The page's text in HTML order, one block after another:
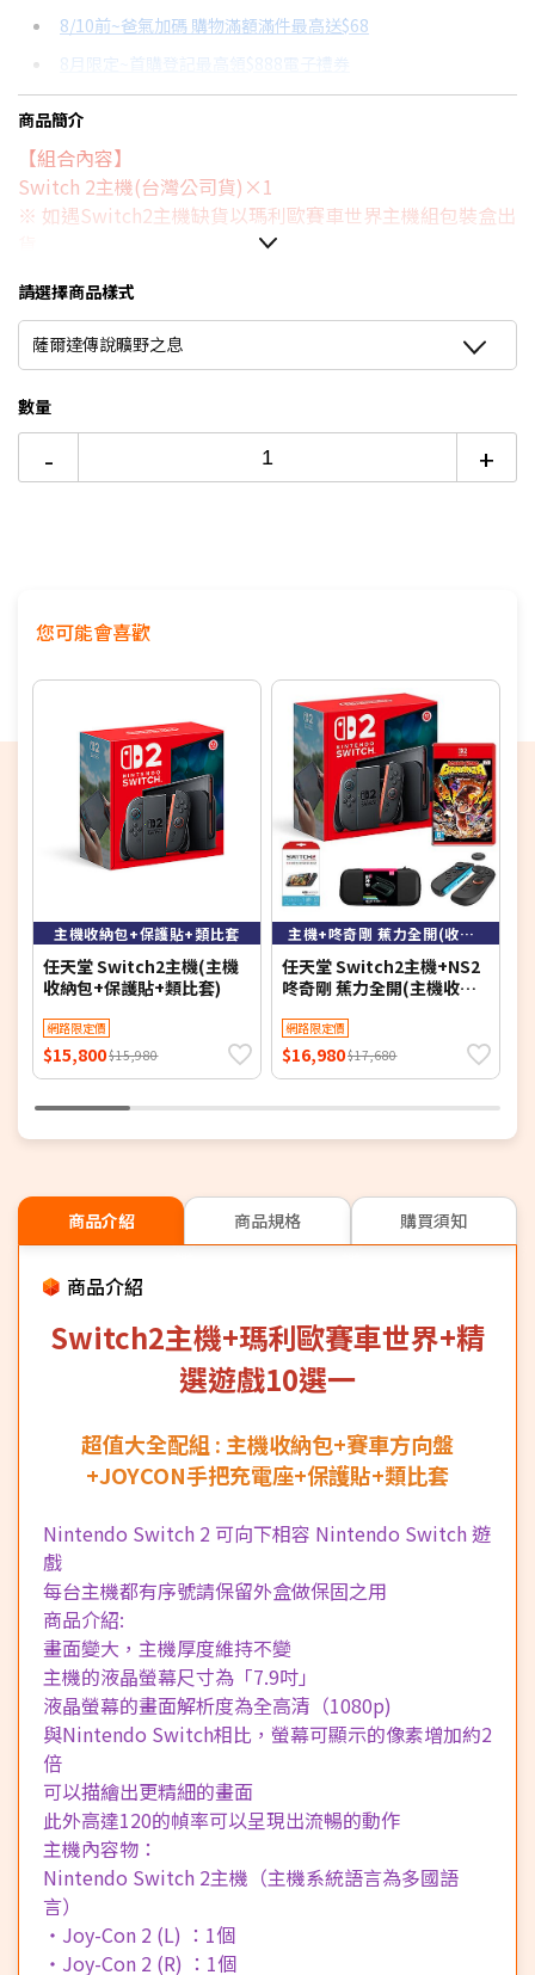
分期數
6期 0利率
12期 0利率
6期
24期
每期金額
$1,650
$3,531
$907
配合銀行/業者
18家銀行/業者
18家銀行/業者
8/10前~爸氣加碼 購物滿額滿件最高送$68
8月限定~首購登記最高領$888電子禮券
台灣大哥大Open Possible聯名卡滿額最高回饋25%
Switch OLED 與 Switch主機規格比較→點我看達人教你買
商品簡介
【組合內容】
Switch 2主機(台灣公司貨)×1
※ 如遇Switch2主機缺貨以瑪利歐賽車世界主機組包裝盒出
NS2 精選遊戲10選一
超值大全配組 :
副廠主機收藏包×1
JOYCON手把充電座×1
JOYCON手把類比套×1
9H螢幕保護貼×1
請選擇商品樣式
薩爾達傳說曠野之息
數量
- +
您可能會喜歡
主機收納包+保護貼+類比套
任天堂 Switch2主機(主機
收納包+保護貼+類比套)
網路限定價
$15,800$15,980
主機+咚奇剛 蕉力全開(收納包+保護貼+類比套)
任天堂 Switch2主機+NS2
咚奇剛 蕉力全開(主機收納
網路限定價
$16,980$17,680
商品介紹 商品規格 購買須知
商品介紹
Switch2主機+瑪利歐賽車世界+精
選遊戲10選一
超值大全配組 : 主機收納包+賽車方向盤
+JOYCON手把充電座+保護貼+類比套
Nintendo Switch 2 可向下相容 Nintendo Switch 遊
戲
每台主機都有序號請保留外盒做保固之用
商品介紹:
畫面變大，主機厚度維持不變
主機的液晶螢幕尺寸為「7.9吋」
液晶螢幕的畫面解析度為全高清（1080p)
與Nintendo Switch相比，螢幕可顯示的像素增加約2
倍
可以描繪出更精細的畫面
此外高達120的幀率可以呈現出流暢的動作
主機內容物：
Nintendo Switch 2主機（主機系統語言為多國語
言）
・Joy-Con 2 (L) ：1個
・Joy-Con 2 (R) ：1個